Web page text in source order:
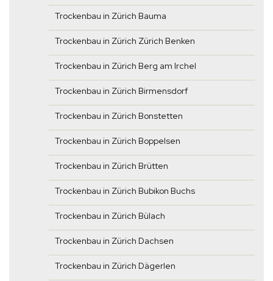
Trockenbau in Zürich Bauma
Trockenbau in Zürich Zürich Benken
Trockenbau in Zürich Berg am Irchel
Trockenbau in Zürich Birmensdorf
Trockenbau in Zürich Bonstetten
Trockenbau in Zürich Boppelsen
Trockenbau in Zürich Brütten
Trockenbau in Zürich Bubikon Buchs
Trockenbau in Zürich Bülach
Trockenbau in Zürich Dachsen
Trockenbau in Zürich Dägerlen